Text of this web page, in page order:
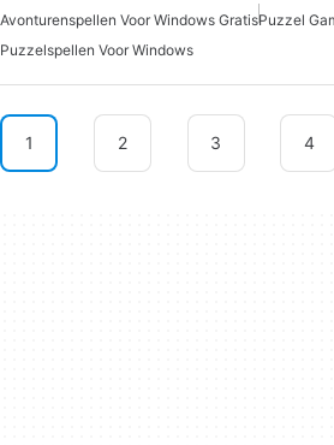
Avonturenspellen Voor Windows GratisPuzzel
Puzzelspellen Voor Windows
1 2 3 4